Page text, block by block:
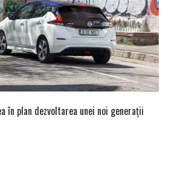
în plan dezvoltarea unei noi generații